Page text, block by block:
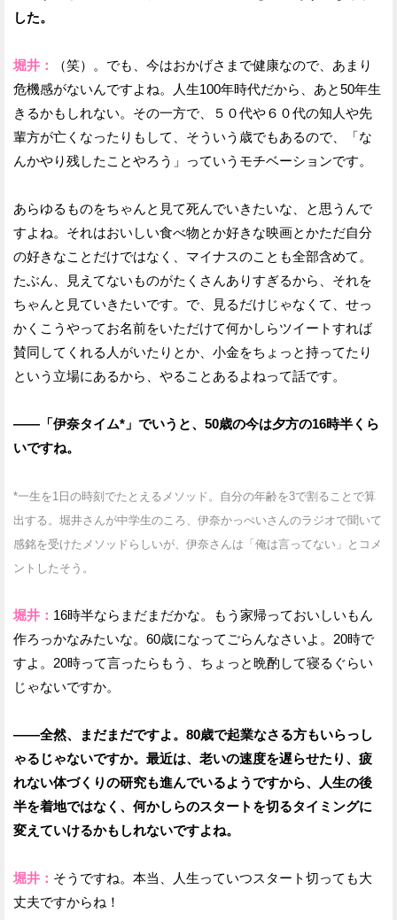
した。
堀井：
（笑）。でも、今はおかげさまで健康なので、あまり
危機感がないんですよね。人生100年時代だから、あと50年生
きるかもしれない。その一方で、５０代や６０代の知人や先
輩方が亡くなったりもして、そういう歳でもあるので、「な
んかやり残したことやろう」っていうモチベーションです。
あらゆるものをちゃんと見て死んでいきたいな、と思うんで
すよね。それはおいしい食べ物とか好きな映画とかただ自分
の好きなことだけではなく、マイナスのことも全部含めて。
たぶん、見えてないものがたくさんありすぎるから、それを
ちゃんと見ていきたいです。で、見るだけじゃなくて、せっ
かくこうやってお名前をいただけて何かしらツイートすれば
賛同してくれる人がいたりとか、小金をちょっと持ってたり
という立場にあるから、やることあるよねって話です。
——「伊奈タイム*」でいうと、50歳の今は夕方の16時半くら
いですね。
*一生を1日の時刻でたとえるメソッド。自分の年齢を3で割ることで算
出する。堀井さんが中学生のころ、伊奈かっぺいさんのラジオで聞いて
感銘を受けたメソッドらしいが、伊奈さんは「俺は言ってない」とコメ
ントしたそう。
堀井： 16時半ならまだまだかな。もう家帰っておいしいもん
作ろっかなみたいな。60歳になってごらんなさいよ。20時で
すよ。20時って言ったらもう、ちょっと晩酌して寝るぐらい
じゃないですか。
——全然、まだまだですよ。80歳で起業なさる方もいらっし
ゃるじゃないですか。最近は、老いの速度を遅らせたり、疲
れない体づくりの研究も進んでいるようですから、人生の後
半を着地ではなく、何かしらのスタートを切るタイミングに
変えていけるかもしれないですよね。
堀井： そうですね。本当、人生っていつスタート切っても大
丈夫ですからね！